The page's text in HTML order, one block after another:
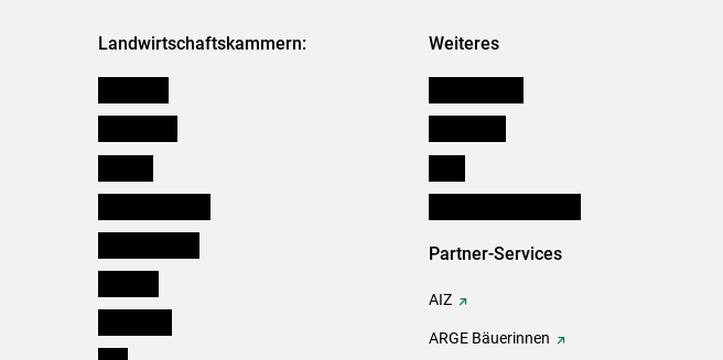
Landwirtschaftskammern: Weiteres
Partner-Services
AIZ
ARGE Bäuerinnen